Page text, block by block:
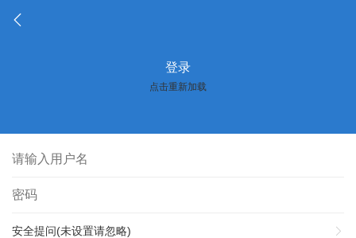
登录
点击重新加载
安全提问(未设置请忽略)